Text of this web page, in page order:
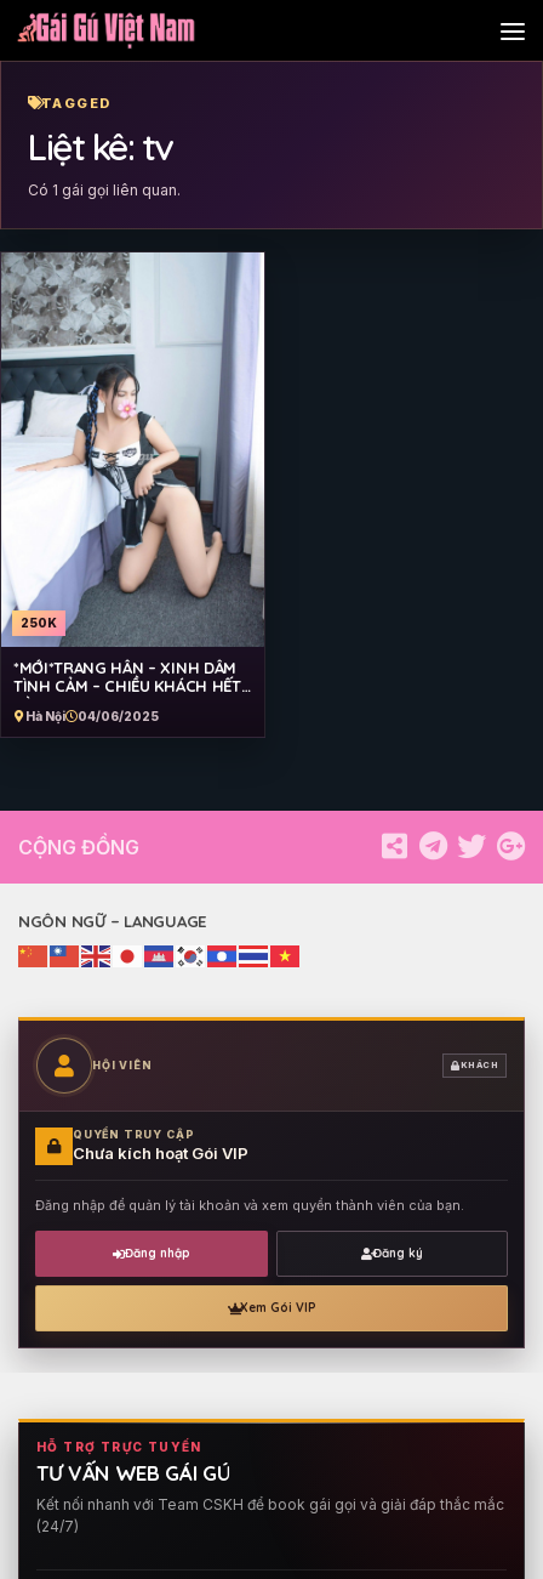
Skip to content
TAGGED
Liệt kê: tv
Có 1 gái gọi liên quan.
250K
*MỚI*TRANG HÂN – XINH DÂM
TÌNH CẢM – CHIỀU KHÁCH HẾT
MÌNH
Hà Nội 04/06/2025
CỘNG ĐỒNG
NGÔN NGỮ – LANGUAGE
HỘI VIÊN KHÁCH
QUYỀN TRUY CẬP
Chưa kích hoạt Gói VIP
Đăng nhập để quản lý tài khoản và xem quyền thành viên của bạn.
Đăng nhập Đăng ký
Xem Gói VIP
HỖ TRỢ TRỰC TUYẾN
TƯ VẤN WEB GÁI GÚ
Kết nối nhanh với Team CSKH để book gái gọi và giải đáp thắc mắc
(24/7)